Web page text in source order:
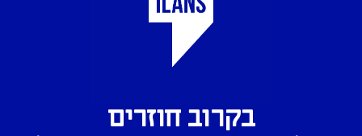
בקרוב חוזרים